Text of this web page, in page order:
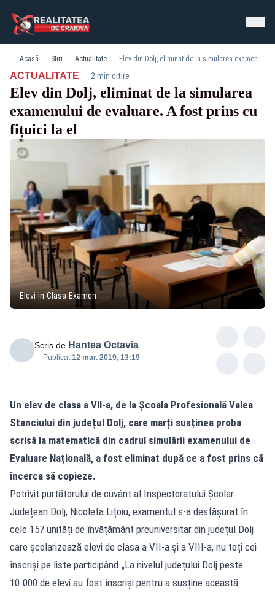
Acasă Știri Actualitate Elev din Dolj, eliminat de la simularea examenului de evaluare. A fost prins cu fițuici la el
ACTUALITATE· 2 min citire
Elev din Dolj, eliminat de la simularea
examenului de evaluare. A fost prins cu
fițuici la el
Elevi-in-Clasa-Examen
Scris de Hantea Octavia
Publicat:12 mar. 2019, 13:19
Un elev de clasa a VII-a, de la Școala Profesională Valea
Stanciului din județul Dolj, care marți susținea proba
scrisă la matematică din cadrul simulării examenului de
Evaluare Națională, a fost eliminat după ce a fost prins că
încerca să copieze.
Potrivit purtătorului de cuvânt al Inspectoratului Școlar
Județean Dolj, Nicoleta Lițoiu, examentul s-a desfășurat în
cele 157 unități de învățământ preuniversitar din județul Dolj
care școlarizează elevi de clasa a VII-a și a VIII-a, nu toți cei
înscriși pe liste participând.„La nivelul județului Dolj peste
10.000 de elevi au fost înscriși pentru a susține această